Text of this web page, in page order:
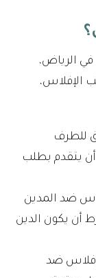
الرياض،
الإفلاس،
للطرف
يتقدم بطلب
ضد المدين
أن يكون الدين
ضد